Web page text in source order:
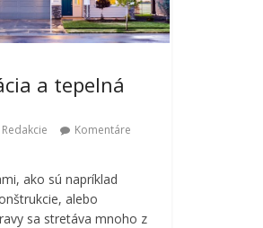
a tepelná
Redakcie
Komentáre
ako sú napríklad
alebo
sa stretáva mnoho z